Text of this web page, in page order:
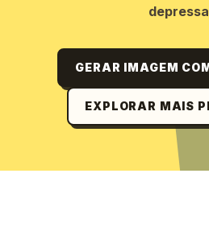
GERAR IMAGEM
EXPLORAR MAIS